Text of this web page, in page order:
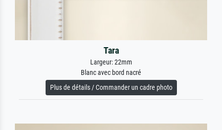
Tara
Largeur: 22mm
Blanc avec bord nacré
Plus de détails / Commander un cadre photo